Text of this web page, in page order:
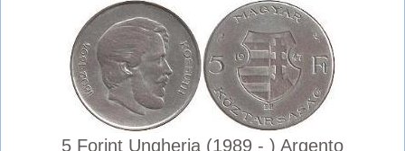
5 Forint Ungheria (1989 - ) Argento